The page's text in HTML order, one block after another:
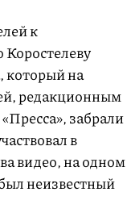
к
который на
редакционным
забрали
в
видео, на одном
неизвестный